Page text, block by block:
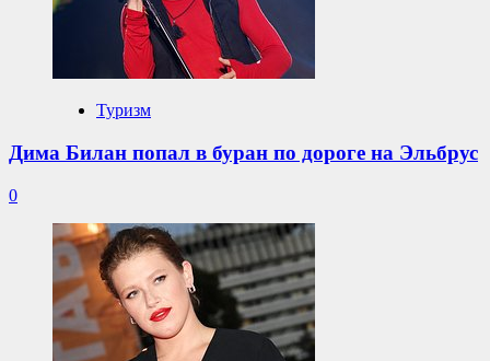
Туризм
Дима Билан попал в буран по дороге на Эльбрус
0